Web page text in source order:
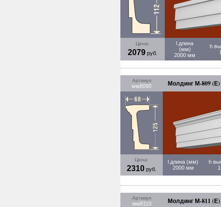
Цена:
2079 руб.
l длина
(мм)
2000 мм
h
Артикул
мм8090 Молдинг М-809 (Е)
Цена:
2310 руб.
l длина (мм)
2000 мм
h
Артикул
мм8110 Молдинг М-811 (Е)